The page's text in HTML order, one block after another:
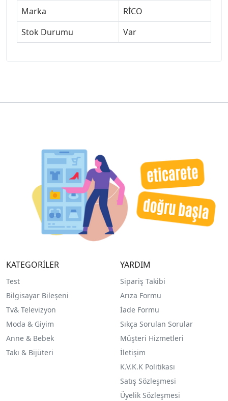
Marka
RİCO
Stok Durumu
Var
KATEGORİLER
Test
Bilgisayar Bileşeni
Tv& Televizyon
Moda & Giyim
Anne & Bebek
Takı & Bijüteri
YARDIM
Sipariş Takibi
Arıza Formu
İade Formu
Sıkça Sorulan Sorular
Müşteri Hizmetleri
İletişim
K.V.K.K Politikası
Satış Sözleşmesi
Üyelik Sözleşmesi